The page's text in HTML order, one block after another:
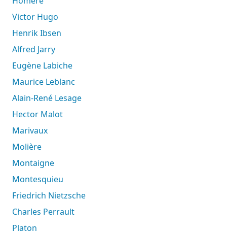
Victor Hugo
Henrik Ibsen
Alfred Jarry
Eugène Labiche
Maurice Leblanc
Alain-René Lesage
Hector Malot
Marivaux
Molière
Montaigne
Montesquieu
Friedrich Nietzsche
Charles Perrault
Platon